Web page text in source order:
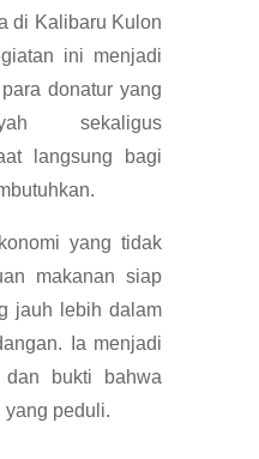
di Kalibaru Kulon
ini menjadi
donatur yang
sekaligus
langsung bagi
yang tidak
makanan siap
jauh lebih dalam
Ia menjadi
dan bukti bahwa
yang peduli.